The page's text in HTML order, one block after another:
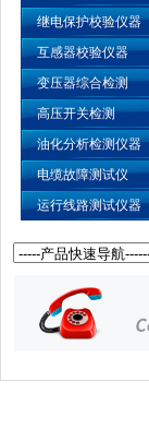
继电保护校验仪器
互感器校验仪器
变压器综合检测
高压开关检测
油化分析检测仪器
电缆故障测试仪
运行线路测试仪器